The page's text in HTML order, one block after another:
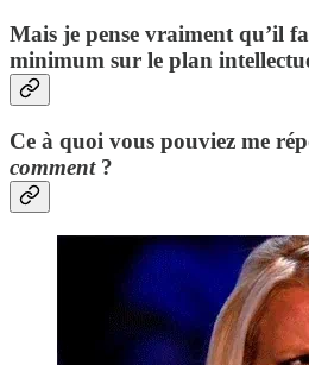
Mais je pense vraiment qu’il
minimum sur le plan
Ce à quoi vous pouviez me
comment ?